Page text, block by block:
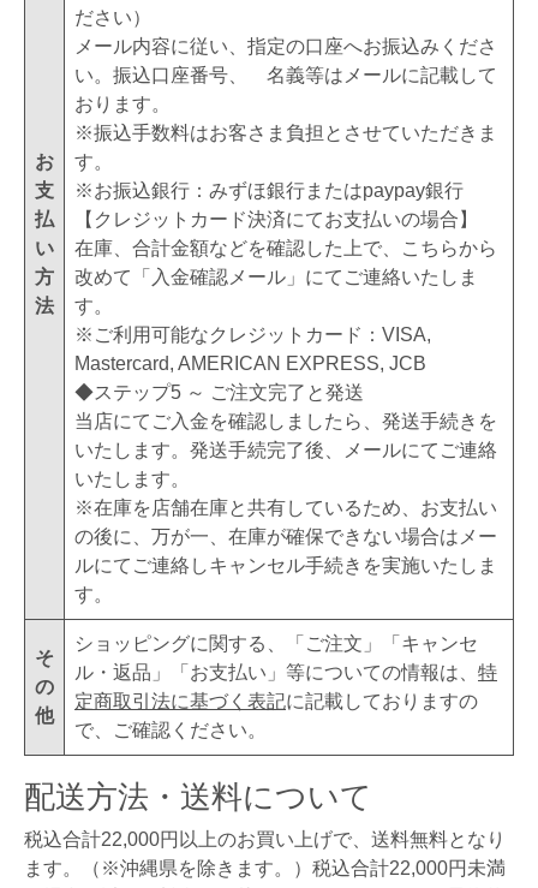
お
支
払
い
方
法
ださい）
メール内容に従い、指定の口座へお振込みくださ
い。振込口座番号、 名義等はメールに記載して
おります。
※振込手数料はお客さま負担とさせていただきま
す。
※お振込銀行：みずほ銀行またはpaypay銀行
【クレジットカード決済にてお支払いの場合】
在庫、合計金額などを確認した上で、こちらから
改めて「入金確認メール」にてご連絡いたしま
す。
※ご利用可能なクレジットカード：VISA,
Mastercard, AMERICAN EXPRESS, JCB
◆ステップ5 ～ ご注文完了と発送
当店にてご入金を確認しましたら、発送手続きを
いたします。発送手続完了後、メールにてご連絡
いたします。
※在庫を店舗在庫と共有しているため、お支払い
の後に、万が一、在庫が確保できない場合はメー
ルにてご連絡しキャンセル手続きを実施いたしま
す。
そ
の
他
ショッピングに関する、「ご注文」「キャンセ
ル・返品」「お支払い」等についての情報は、 特
定商取引法に基づく表記に記載しておりますの
で、ご確認ください。
配送方法・送料について
税込合計22,000円以上のお買い上げで、送料無料となり
ます。（※沖縄県を除きます。）税込合計22,000円未満